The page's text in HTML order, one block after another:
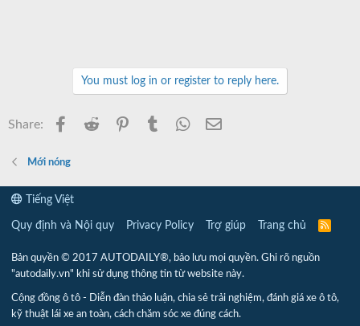
You must log in or register to reply here.
Share: Facebook
Reddit PinterestTumblr WhatsApp
Mới nóng
Tiếng Việt
Quy định và Nội quy Privacy Policy Trợ giúp Trang chủ
R
Bản quyền © 2017 AUTODAILY®, bảo lưu mọi quyền. Ghi rõ nguồn
"autodaily.vn" khi sử dụng thông tin từ website này.
Cộng đồng ô tô - Diễn đàn thảo luận, chia sẻ trải nghiệm, đánh giá xe ô tô,
kỹ thuật lái xe an toàn, cách chăm sóc xe đúng cách.